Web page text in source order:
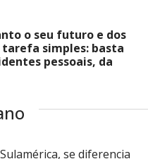
o seu futuro e dos
simples: basta
pessoais, da
se diferencia